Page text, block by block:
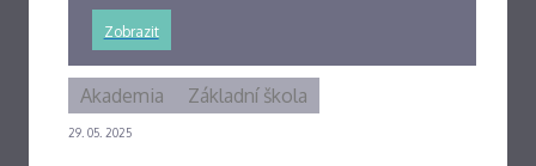
Zobrazit
29. 05. 2025
Akademia Základní škola